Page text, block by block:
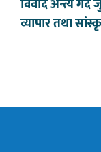
विवाद अन्त्य
व्यापार तथा